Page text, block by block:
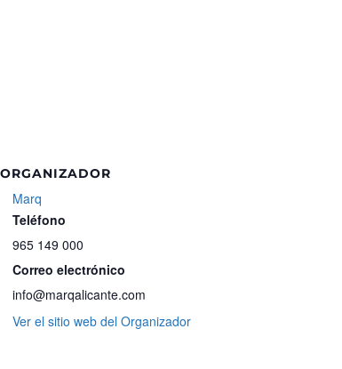
ORGANIZADOR
Marq
Teléfono
965 149 000
Correo electrónico
info@marqalicante.com
Ver el sitio web del Organizador